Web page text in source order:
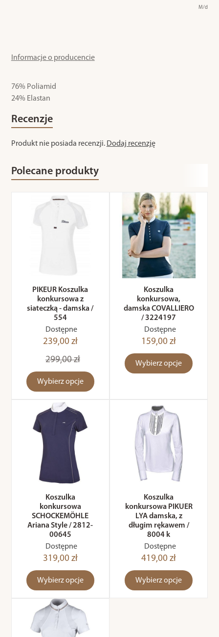
M/d
Informacje o producencie
76% Poliamid
24% Elastan
Recenzje
Produkt nie posiada recenzji. Dodaj recenzję
Polecane produkty
PIKEUR Koszulka
konkursowa z
siateczką - damska /
554
Dostępne
239,00 zł
299,00 zł
Wybierz opcje
Koszulka
konkursowa,
damska COVALLIERO
/ 3224197
Dostępne
159,00 zł
Wybierz opcje
Koszulka
konkursowa
SCHOCKEMÖHLE
Ariana Style / 2812-
00645
Dostępne
319,00 zł
Wybierz opcje
Koszulka
konkursowa PIKUER
LYA damska, z
długim rękawem /
8004 k
Dostępne
419,00 zł
Wybierz opcje